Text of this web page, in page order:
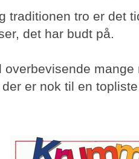
traditionen tro er det
det har budt på.
overbevisende
er nok til en